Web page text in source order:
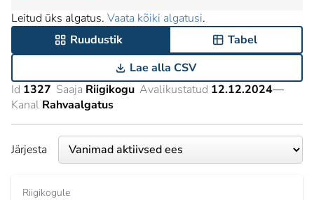
Leitud üks algatus. Vaata kõiki algatusi.
Ruudustik
Tabel
Lae alla CSV
Id 1327 Saaja Riigikogu Avalikustatud 12.12.2024—
Kanal Rahvaalgatus
Järjesta
Riigikogule